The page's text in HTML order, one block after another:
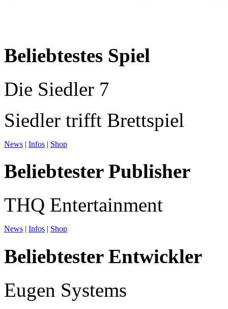
Beliebtestes Spiel
Die Siedler 7
Siedler trifft Brettspiel
News | Infos | Shop
Beliebtester Publisher
THQ Entertainment
News | Infos | Shop
Beliebtester Entwickler
Eugen Systems